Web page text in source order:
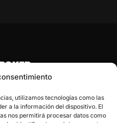
utilizamos tecnologías como las
a la información del dispositivo. El
nos permitirá procesar datos como